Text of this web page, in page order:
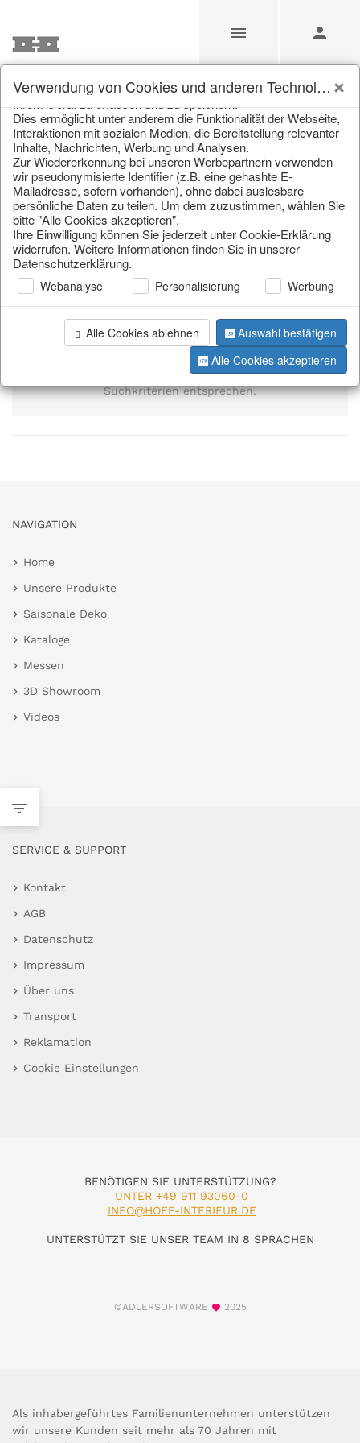
Home/Saisonale Deko/
Seite 1 von 0 Artikel
Information
Es wurden keine Elemente gefunden, die den
Suchkriterien entsprechen.
NAVIGATION
Home
Unsere Produkte
Saisonale Deko
Kataloge
Messen
3D Showroom
Videos
SERVICE & SUPPORT
Kontakt
AGB
Datenschutz
Impressum
Über uns
Transport
Reklamation
Cookie Einstellungen
BENÖTIGEN SIE UNTERSTÜTZUNG?
UNTER +49 911 93060-0
INFO@HOFF-INTERIEUR.DE
UNTERSTÜTZT SIE UNSER TEAM IN 8 SPRACHEN
©ADLERSOFTWARE 2025
Als inhabergeführtes Familienunternehmen unterstützen
wir unsere Kunden seit mehr als 70 Jahren mit
Verwendung von Cookies und anderen Technologien
Technologien (im Folgenden: Cookies), um Informationen von
Ihrem Gerät zu erfassen und zu speichern.
Dies ermöglicht unter anderem die Funktionalität der Webseite,
Interaktionen mit sozialen Medien, die Bereitstellung relevanter
Inhalte, Nachrichten, Werbung und Analysen.
Zur Wiedererkennung bei unseren Werbepartnern verwenden
wir pseudonymisierte Identifier (z.B. eine gehashte E-
Mailadresse, sofern vorhanden), ohne dabei auslesbare
persönliche Daten zu teilen. Um dem zuzustimmen, wählen Sie
bitte "Alle Cookies akzeptieren".
Ihre Einwilligung können Sie jederzeit unter Cookie-Erklärung
widerrufen. Weitere Informationen finden Sie in unserer
Datenschutzerklärung.
Webanalyse Personalisierung Werbung
Alle Cookies ablehnen
Auswahl bestätigen
Alle Cookies akzeptieren